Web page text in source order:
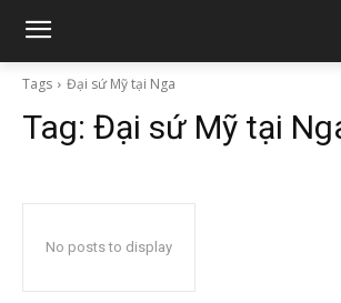
Tags Đại sứ Mỹ tại Nga
Tag: Đại sứ Mỹ tại
No posts to display